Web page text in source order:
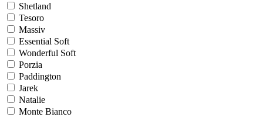
Shetland
Tesoro
Massiv
Essential Soft
Wonderful Soft
Porzia
Paddington
Jarek
Natalie
Monte Bianco